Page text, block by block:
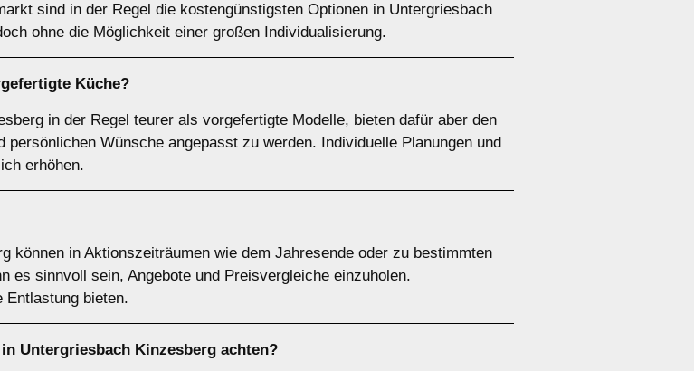
sind in der Regel die kostengünstigsten Optionen in Untergriesbach
ohne die Möglichkeit einer großen Individualisierung.
Küche?
in der Regel teurer als vorgefertigte Modelle, bieten dafür aber den
Wünsche angepasst zu werden. Individuelle Planungen und
erhöhen.
können in Aktionszeiträumen wie dem Jahresende oder zu bestimmten
es sinnvoll sein, Angebote und Preisvergleiche einzuholen.
Entlastung bieten.
Untergriesbach Kinzesberg achten?